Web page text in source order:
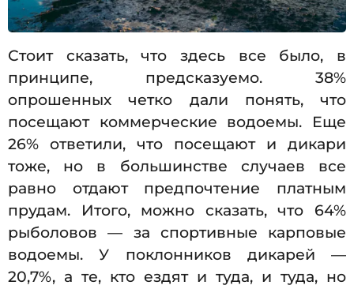
Стоит сказать, что здесь все было, в
принципе, предсказуемо. 38%
опрошенных четко дали понять, что
посещают коммерческие водоемы. Еще
26% ответили, что посещают и дикари
тоже, но в большинстве случаев все
равно отдают предпочтение платным
прудам. Итого, можно сказать, что 64%
рыболовов — за спортивные карповые
водоемы. У поклонников дикарей —
20,7%, а те, кто ездят и туда, и туда, но